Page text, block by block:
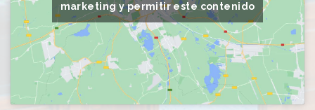
marketing y permitir este contenido